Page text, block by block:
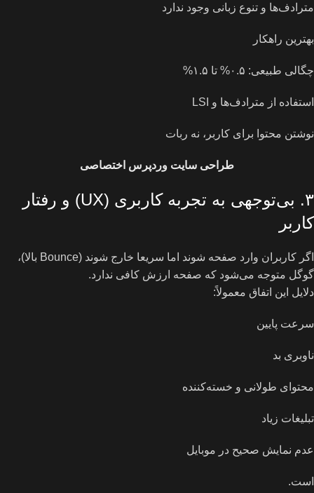
مترادف‌ها و تنوع زبانی وجود ندارد
بهترین راهکار
چگالی طبیعی: ۰.۵% تا ۱.۵%
استفاده از مترادف‌ها و LSI
نوشتن محتوا برای کاربر، نه ربات
طراحی سایت وردپرس اختصاصی
۳. بی‌توجهی به تجربه کاربری (UX) و رفتار
کاربر
اگر کاربران وارد صفحه شوند اما سریعا خارج شوند (Bounce بالا)،
گوگل متوجه می‌شود که صفحه ارزش کافی ندارد.
دلایل این اتفاق معمولاً:
سرعت پایین
ناوبری بد
محتوای طولانی و خسته‌کننده
تبلیغات زیاد
عدم نمایش صحیح در موبایل
است.